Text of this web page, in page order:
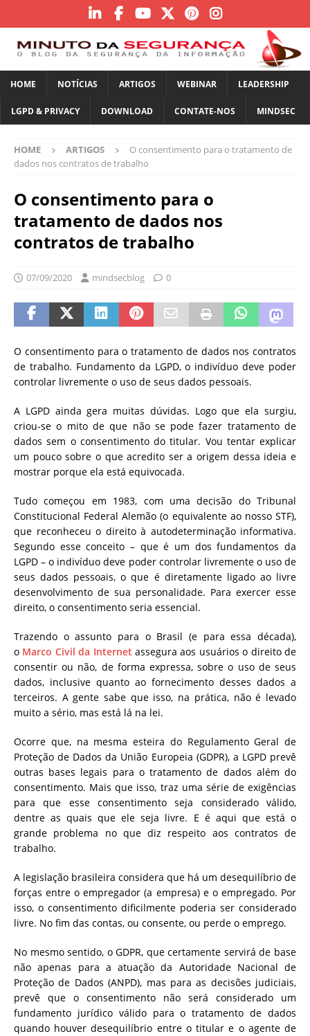
HOME NOTÍCIAS ARTIGOS WEBINAR LEADERSHIP
LGPD & PRIVACY DOWNLOAD CONTATE-NOS MINDSEC
HOME ARTIGOS
O consentimento para o tratamento de
dados nos contratos de trabalho
O consentimento para o
tratamento de dados nos
contratos de trabalho
07/09/2020 mindsecblog 0
O consentimento para o tratamento de dados nos contratos
de trabalho. Fundamento da LGPD, o indivíduo deve poder
controlar livremente o uso de seus dados pessoais.
A LGPD ainda gera muitas dúvidas. Logo que ela surgiu,
criou-se o mito de que não se pode fazer tratamento de
dados sem o consentimento do titular. Vou tentar explicar
um pouco sobre o que acredito ser a origem dessa ideia e
mostrar porque ela está equivocada.
Tudo começou em 1983, com uma decisão do Tribunal
Constitucional Federal Alemão (o equivalente ao nosso STF),
que reconheceu o direito à autodeterminação informativa.
Segundo esse conceito – que é um dos fundamentos da
LGPD – o indivíduo deve poder controlar livremente o uso de
seus dados pessoais, o que é diretamente ligado ao livre
desenvolvimento de sua personalidade. Para exercer esse
direito, o consentimento seria essencial.
Trazendo o assunto para o Brasil (e para essa década),
o Marco Civil da Internet assegura aos usuários o direito de
consentir ou não, de forma expressa, sobre o uso de seus
dados, inclusive quanto ao fornecimento desses dados a
terceiros. A gente sabe que isso, na prática, não é levado
muito a sério, mas está lá na lei.
Ocorre que, na mesma esteira do Regulamento Geral de
Proteção de Dados da União Europeia (GDPR), a LGPD prevê
outras bases legais para o tratamento de dados além do
consentimento. Mais que isso, traz uma série de exigências
para que esse consentimento seja considerado válido,
dentre as quais que ele seja livre. E é aqui que está o
grande problema no que diz respeito aos contratos de
trabalho.
A legislação brasileira considera que há um desequilíbrio de
forças entre o empregador (a empresa) e o empregado. Por
isso, o consentimento dificilmente poderia ser considerado
livre. No fim das contas, ou consente, ou perde o emprego.
No mesmo sentido, o GDPR, que certamente servirá de base
não apenas para a atuação da Autoridade Nacional de
Proteção de Dados (ANPD), mas para as decisões judiciais,
prevê que o consentimento não será considerado um
fundamento jurídico válido para o tratamento de dados
quando houver desequilíbrio entre o titular e o agente de